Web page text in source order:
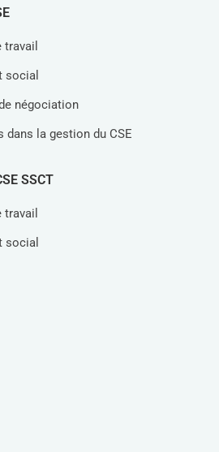
social
négociation
la gestion du CSE
SSCT
social